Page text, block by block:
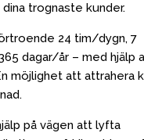
trognaste kunder.
24 tim/dygn, 7
dagar/år – med hjälp
möjlighet att attrahera
på vägen att lyfta